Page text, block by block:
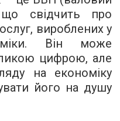
що свідчить про
вироблених у
Він може
цифрою, але
на економіку
його на душу